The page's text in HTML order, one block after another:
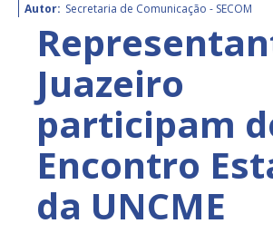
Autor: Secretaria de Comunicação - SECOM
Juazeiro
participam
Encontro
da UNCME